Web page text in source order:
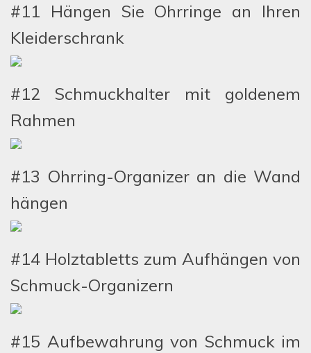
#11 Hängen Sie Ohrringe an Ihren
Kleiderschrank
#12 Schmuckhalter mit goldenem
Rahmen
#13 Ohrring-Organizer an die Wand
hängen
#14 Holztabletts zum Aufhängen von
Schmuck-Organizern
#15 Aufbewahrung von Schmuck im